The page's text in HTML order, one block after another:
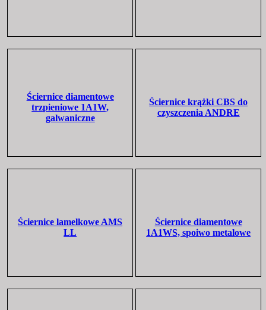
Ściernice diamentowe
trzpieniowe 1A1W,
galwaniczne
Ściernice krążki CBS do
czyszczenia ANDRE
Ściernice lamelkowe AMS
LL
Ściernice diamentowe
1A1WS, spoiwo metalowe